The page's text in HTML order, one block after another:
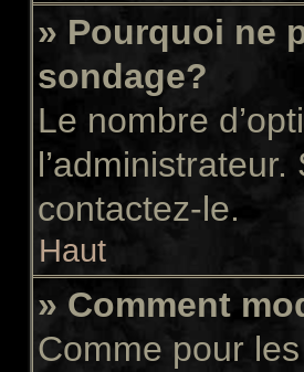
» Pourquoi ne
sondage?
Le nombre
contactez-le.
Haut
» Comment
Comme pour